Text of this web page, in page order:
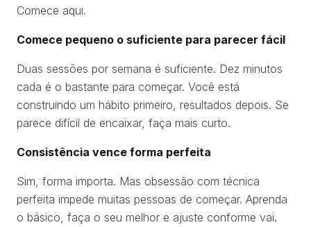
Comece aqui.
Comece pequeno o suficiente para parecer fácil
Duas sessões por semana é suficiente. Dez minutos
cada é o bastante para começar. Você está
construindo um hábito primeiro, resultados depois. Se
parece difícil de encaixar, faça mais curto.
Consistência vence forma perfeita
Sim, forma importa. Mas obsessão com técnica
perfeita impede muitas pessoas de começar. Aprenda
o básico, faça o seu melhor e ajuste conforme vai.